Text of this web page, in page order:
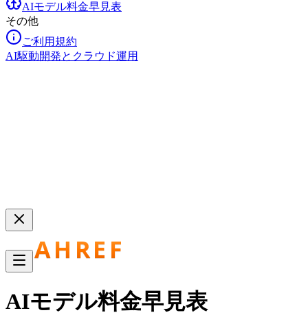
AIモデル料金早見表
その他
ご利用規約
AI駆動開発とクラウド運用
AIモデル料金早見表